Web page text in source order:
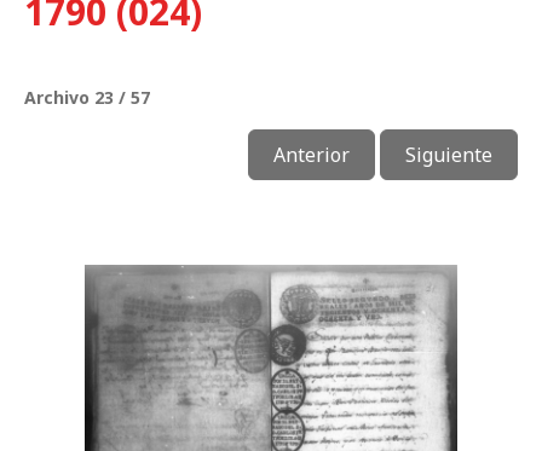
1790 (024)
Archivo 23 / 57
Anterior Siguiente